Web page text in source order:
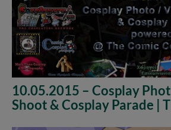
10.05.2015 – Cosplay
Shoot & Cosplay Parade |